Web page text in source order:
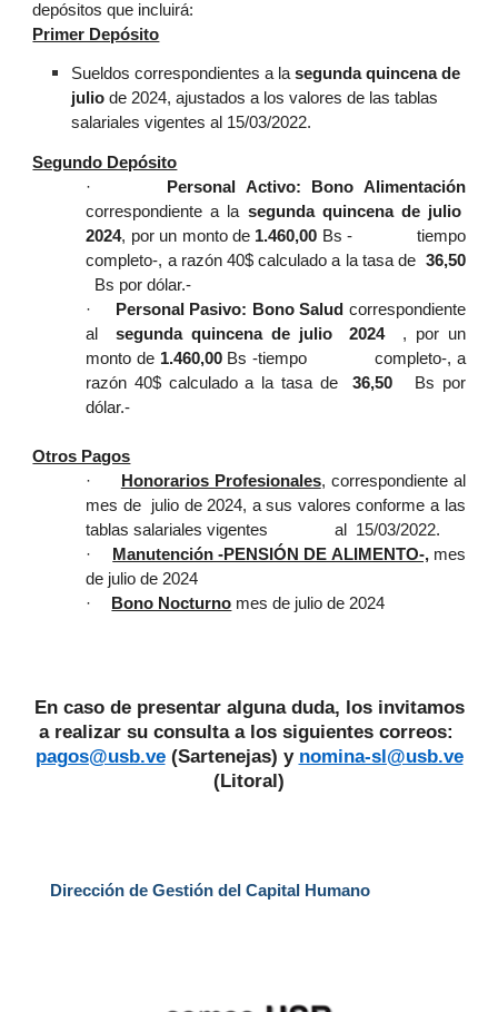
depósitos que incluirá:
Primer Depósito
Sueldos correspondientes a lasegunda quincena de
julio de 2024, ajustados a los valores de las tablas
salariales vigentes al 15/03/2022.
Segundo Depósito
·
Personal Activo:
Bono Alimentación
correspondiente a la segunda quincena de julio
2024, por un monto de 1.460,00 Bs - tiempo
completo-, a razón 40$ calculado a la tasa de 36,50
Bs por dólar.-
·
Personal Pasivo: Bono Salud correspondiente
al
segunda quincena de julio 2024, por un
monto de 1.460,00Bs -tiempo completo-, a
razón 40$ calculado a la tasa de 36,50Bs por
dólar.-
Otros Pagos
·
Honorarios Profesionales, correspondiente al
mes de julio de 2024, a sus valores conforme a las
tablas salariales vigentes al 15/03/2022.
·
Manutención -PENSIÓN DE ALIMENTO-,mes
de julio de 2024
·
Bono Nocturno mes de julio de 2024
En caso de presentar alguna duda, los invitamos
a realizar su consulta a los siguientes correos:
pagos@usb.ve(Sartenejas) y nomina-sl@usb.ve
(Litoral)
Dirección de Gestión del Capital Humano